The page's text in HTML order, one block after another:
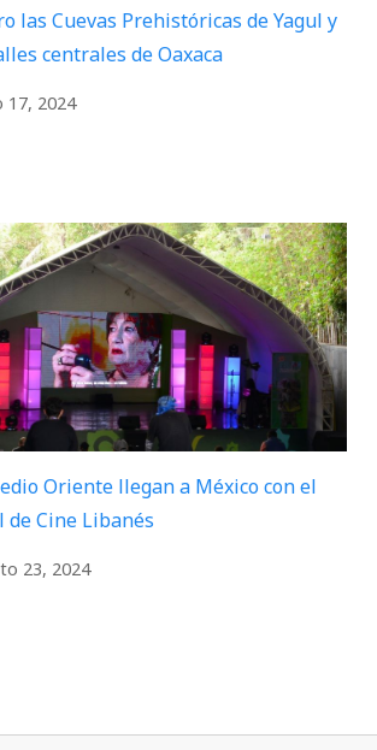
las Cuevas Prehistóricas de Yagul y
centrales de Oaxaca
17, 2024
Oriente llegan a México con el
de Cine Libanés
23, 2024